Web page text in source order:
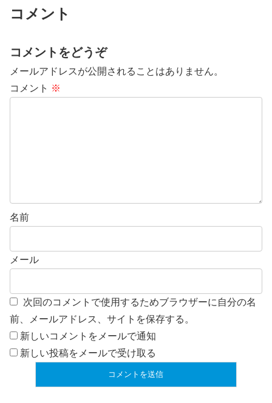
コメント
コメントをどうぞ
メールアドレスが公開されることはありません。
コメント ※
名前
メール
次回のコメントで使用するためブラウザーに自分の名
前、メールアドレス、サイトを保存する。
新しいコメントをメールで通知
新しい投稿をメールで受け取る